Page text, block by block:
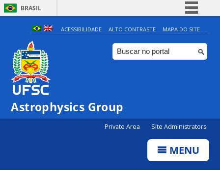
BRASIL
Simplifique!
Comunica BR
Participe
ACESSIBILIDADE ALTO CONTRASTE MAPA DO SITE
Astrophysics Group
Private Area Site Administrators
MENU